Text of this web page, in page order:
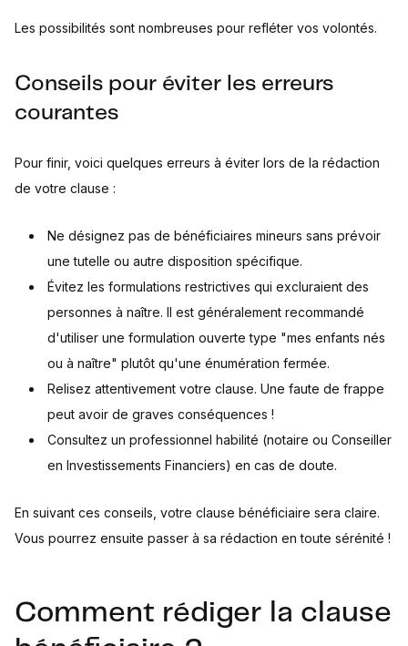
Les possibilités sont nombreuses pour refléter vos volontés.
Conseils pour éviter les erreurs
courantes
Pour finir, voici quelques erreurs à éviter lors de la rédaction
de votre clause :
Ne désignez pas de bénéficiaires mineurs sans prévoir
une tutelle ou autre disposition spécifique.
Évitez les formulations restrictives qui excluraient des
personnes à naître. Il est généralement recommandé
d'utiliser une formulation ouverte type "mes enfants nés
ou à naître" plutôt qu'une énumération fermée.
Relisez attentivement votre clause. Une faute de frappe
peut avoir de graves conséquences !
Consultez un professionnel habilité (notaire ou Conseiller
en Investissements Financiers) en cas de doute.
En suivant ces conseils, votre clause bénéficiaire sera claire.
Vous pourrez ensuite passer à sa rédaction en toute sérénité !
Comment rédiger la clause